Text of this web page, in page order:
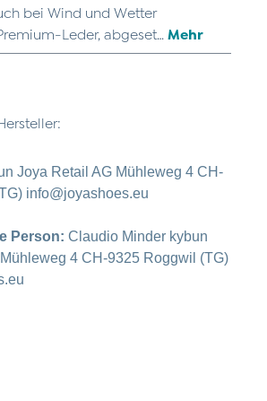
bei Wind und Wetter
Leder, abgeset… Mehr
Joya Retail AG Mühleweg 4 CH-
info@joyashoes.eu
Person: Claudio Minder kybun
4 CH-9325 Roggwil (TG)